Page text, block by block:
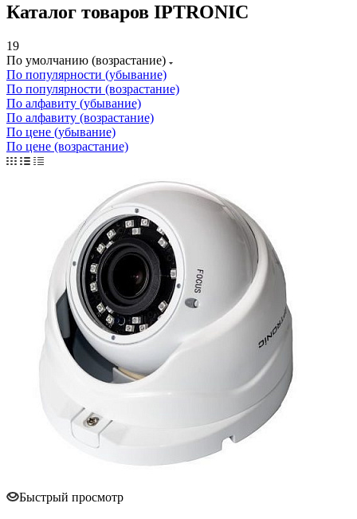
Каталог товаров IPTRONIC
19
По умолчанию (возрастание)
По популярности (убывание)
По популярности (возрастание)
По алфавиту (убывание)
По алфавиту (возрастание)
По цене (убывание)
По цене (возрастание)
Быстрый просмотр